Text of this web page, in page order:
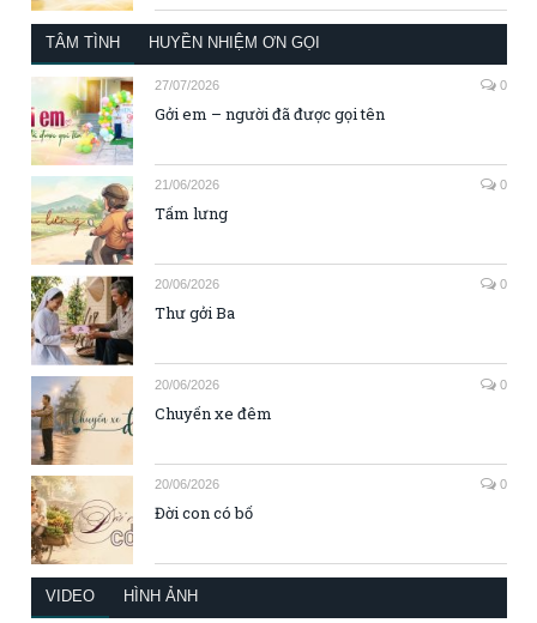
TÂM TÌNH HUYỀN NHIỆM ƠN GỌI
27/07/2026 0
Gởi em – người đã được gọi tên
21/06/2026 0
Tấm lưng
20/06/2026 0
Thư gởi Ba
20/06/2026 0
Chuyến xe đêm
20/06/2026 0
Đời con có bố
VIDEO HÌNH ẢNH